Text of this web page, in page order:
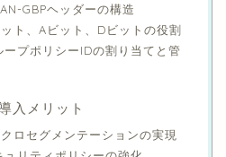
GBPヘッダーの構造
ト、Aビット、Dビットの役割
プポリシーIDの割り当てと管
入メリット
ロセグメンテーションの実現